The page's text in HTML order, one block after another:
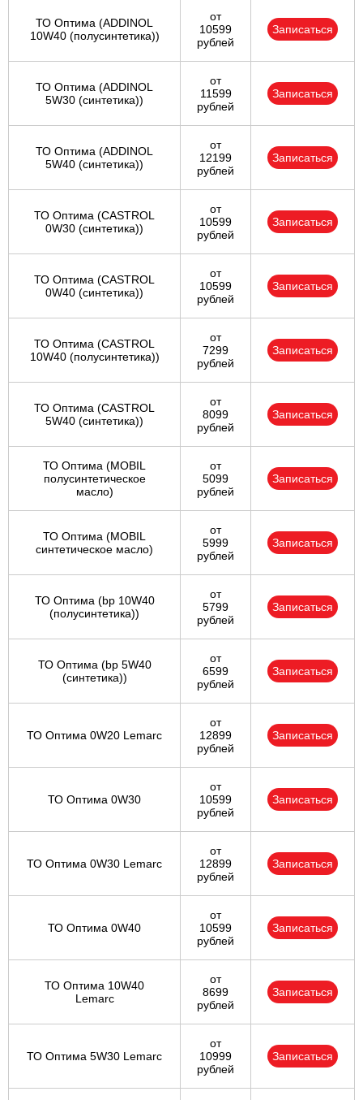
ТО Оптима (ADDINOL
10W40 (полусинтетика))
от
10599
рублей
Записаться
ТО Оптима (ADDINOL
5W30 (синтетика))
от
11599
рублей
Записаться
ТО Оптима (ADDINOL
5W40 (синтетика))
от
12199
рублей
Записаться
ТО Оптима (CASTROL
0W30 (синтетика))
от
10599
рублей
Записаться
ТО Оптима (CASTROL
0W40 (синтетика))
от
10599
рублей
Записаться
ТО Оптима (CASTROL
10W40 (полусинтетика))
от
7299
рублей
Записаться
ТО Оптима (CASTROL
5W40 (синтетика))
от
8099
рублей
Записаться
ТО Оптима (MOBIL
полусинтетическое
масло)
от
5099
рублей
Записаться
ТО Оптима (MOBIL
синтетическое масло)
от
5999
рублей
Записаться
ТО Оптима (bp 10W40
(полусинтетика))
от
5799
рублей
Записаться
ТО Оптима (bp 5W40
(синтетика))
от
6599
рублей
Записаться
ТО Оптима 0W20 Lemarc
от
12899
рублей
Записаться
ТО Оптима 0W30
от
10599
рублей
Записаться
ТО Оптима 0W30 Lemarc
от
12899
рублей
Записаться
ТО Оптима 0W40
от
10599
рублей
Записаться
ТО Оптима 10W40
Lemarc
от
8699
рублей
Записаться
ТО Оптима 5W30 Lemarc
от
10999
рублей
Записаться